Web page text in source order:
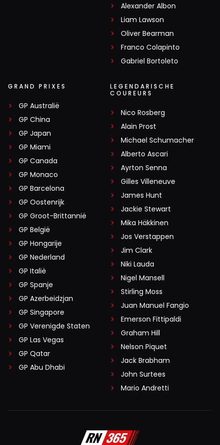
Alexander Albon
Liam Lawson
Oliver Bearman
Franco Colapinto
Gabriel Bortoleto
GRAND PRIXES
GP Australië
GP China
GP Japan
GP Miami
GP Canada
GP Monaco
GP Barcelona
GP Oostenrijk
GP Groot-Brittannië
GP België
GP Hongarije
GP Nederland
GP Italië
GP Spanje
GP Azerbeidzjan
GP Singapore
GP Verenigde Staten
GP Las Vegas
GP Qatar
GP Abu Dhabi
LEGENDARISCHE
COUREURS
Nico Rosberg
Alain Prost
Michael Schumacher
Alberto Ascari
Ayrton Senna
Gilles Villeneuve
James Hunt
Jackie Stewart
Mika Häkkinen
Jos Verstappen
Jim Clark
Niki Lauda
Nigel Mansell
Stirling Moss
Juan Manuel Fangio
Emerson Fittipaldi
Graham Hill
Nelson Piquet
Jack Brabham
John Surtees
Mario Andretti